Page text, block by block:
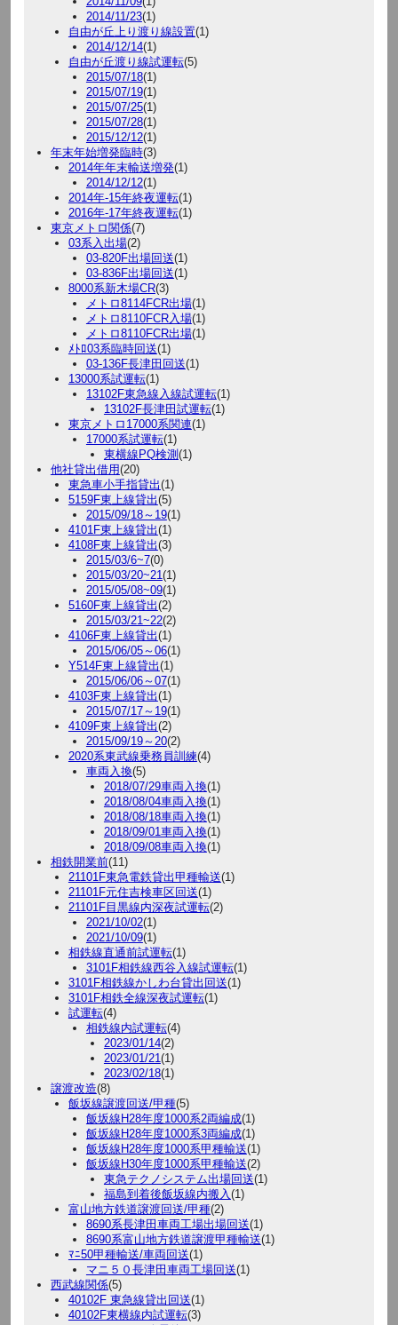
2014/11/23(1)
自由が丘上り渡り線設置(1)
2014/12/14(1)
自由が丘渡り線試運転(5)
2015/07/18(1)
2015/07/19(1)
2015/07/25(1)
2015/07/28(1)
2015/12/12(1)
年末年始増発臨時(3)
2014年年末輸送増発(1)
2014/12/12(1)
2014年-15年終夜運転(1)
2016年-17年終夜運転(1)
東京メトロ関係(7)
03系入出場(2)
03-820F出場回送(1)
03-836F出場回送(1)
8000系新木場CR(3)
メトロ8114FCR出場(1)
メトロ8110FCR入場(1)
メトロ8110FCR出場(1)
ﾒﾄﾛ03系臨時回送(1)
03-136F長津田回送(1)
13000系試運転(1)
13102F東急線入線試運転(1)
13102F長津田試運転(1)
東京メトロ17000系関連(1)
17000系試運転(1)
東横線PQ検測 (1)
他社貸出借用(20)
東急車小手指貸出(1)
5159F東上線貸出(5)
2015/09/18～19(1)
4101F東上線貸出(1)
4108F東上線貸出(3)
2015/03/6~7(0)
2015/03/20~21 (1)
2015/05/08~09(1)
5160F東上線貸出(2)
2015/03/21~22(2)
4106F東上線貸出(1)
2015/06/05～06(1)
Y514F東上線貸出(1)
2015/06/06～07(1)
4103F東上線貸出(1)
2015/07/17～19(1)
4109F東上線貸出(2)
2015/09/19～20(2)
2020系東武線乗務員訓練(4)
車両入換(5)
2018/07/29車両入換(1)
2018/08/04車両入換(1)
2018/08/18車両入換(1)
2018/09/01車両入換(1)
2018/09/08車両入換(1)
相鉄開業前(11)
21101F東急電鉄貸出甲種輸送(1)
21101F元住吉検車区回送(1)
21101F目黒線内深夜試運転(2)
2021/10/02(1)
2021/10/09(1)
相鉄線直通前試運転(1)
3101F相鉄線西谷入線試運転(1)
3101F相鉄線かしわ台貸出回送(1)
3101F相鉄全線深夜試運転(1)
試運転(4)
相鉄線内試運転(4)
2023/01/14(2)
2023/01/21 (1)
2023/02/18(1)
譲渡改造(8)
飯坂線譲渡回送/甲種(5)
飯坂線H28年度1000系2両編成(1)
飯坂線H28年度1000系3両編成(1)
飯坂線H28年度1000系甲種輸送(1)
飯坂線H30年度1000系甲種輸送(2)
東急テクノシステム出場回送(1)
福島到着後飯坂線内搬入 (1)
富山地方鉄道譲渡回送/甲種(2)
8690系長津田車両工場出場回送(1)
8690系富山地方鉄道譲渡甲種輸送(1)
ﾏﾆ50甲種輸送/車両回送(1)
マニ５０長津田車両工場回送(1)
西武線関係(5)
40102F 東急線貸出回送(1)
40102F東横線内試運転(3)